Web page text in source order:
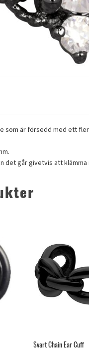
som är försedd med ett
det går givetvis att
Svart Chain Ear Cuff